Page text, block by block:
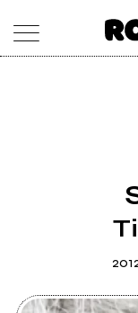
RADIO